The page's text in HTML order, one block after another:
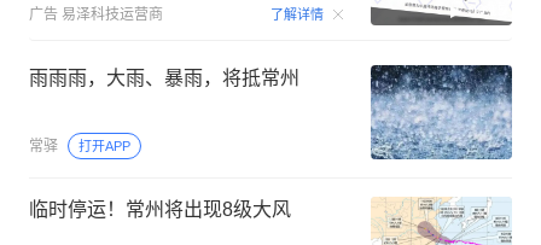
广告 易泽科技运营商 了解详情 00:15
雨雨雨，大雨、暴雨，将抵常州
常驿 打开APP
临时停运！常州将出现8级大风